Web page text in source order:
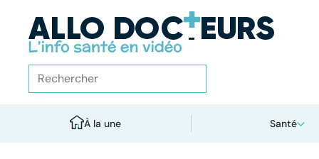
À la une Santé